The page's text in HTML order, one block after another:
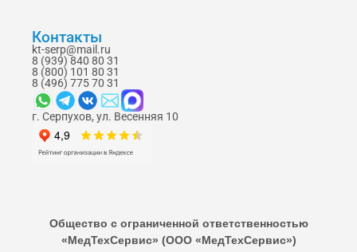
Контакты
kt-serp@mail.ru
8 (939) 840 80 31
8 (800) 101 80 31
8 (496) 775 70 31
г. Серпухов, ул. Весенняя 10
Общество с ограниченной ответственностью
«МедТехСервис» (ООО «МедТехСервис»)